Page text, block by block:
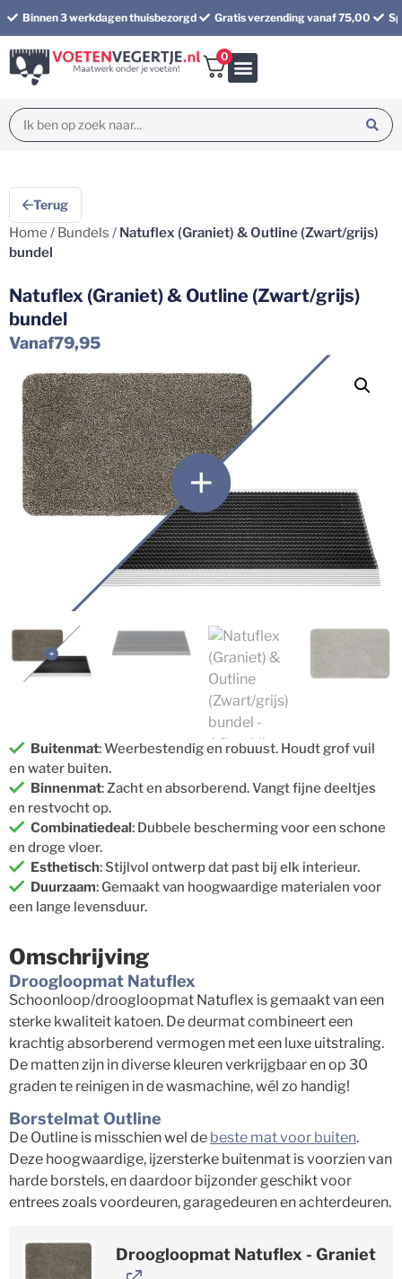
Binnen 3 werkdagen thuisbezorgd Gratis verzending vanaf 75,00
0
Terug
Home / Bundels / Natuflex (Graniet) & Outline (Zwart/grijs)
bundel
Natuflex (Graniet) & Outline (Zwart/grijs)
bundel
Vanaf79,95
Buitenmat: Weerbestendig en robuust. Houdt grof vuil
en water buiten.
Binnenmat: Zacht en absorberend. Vangt fijne deeltjes
en restvocht op.
Combinatiedeal: Dubbele bescherming voor een schone
en droge vloer.
Esthetisch: Stijlvol ontwerp dat past bij elk interieur.
Duurzaam: Gemaakt van hoogwaardige materialen voor
een lange levensduur.
Omschrijving
Droogloopmat Natuflex
Schoonloop/droogloopmat Natuflex is gemaakt van een
sterke kwaliteit katoen. De deurmat combineert een
krachtig absorberend vermogen met een luxe uitstraling.
De matten zijn in diverse kleuren verkrijgbaar en op 30
graden te reinigen in de wasmachine, wél zo handig!
Borstelmat Outline
De Outline is misschien wel de beste mat voor buiten.
Deze hoogwaardige, ijzersterke buitenmat is voorzien van
harde borstels, en daardoor bijzonder geschikt voor
entrees zoals voordeuren, garagedeuren en achterdeuren.
Droogloopmat Natuflex - Graniet